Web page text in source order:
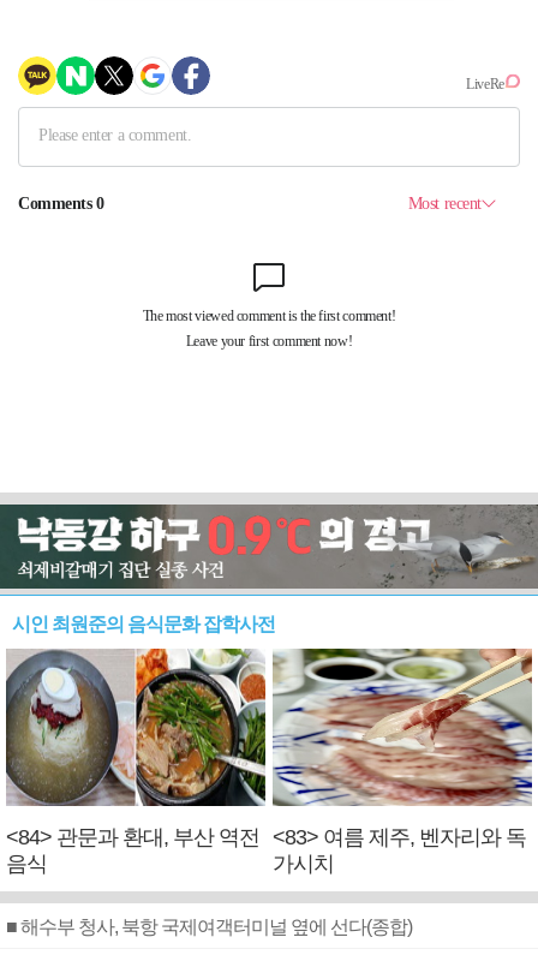
시인 최원준의 음식문화 잡학사전
<84> 관문과 환대, 부산 역전
음식
<83> 여름 제주, 벤자리와 독
가시치
■ 해수부 청사, 북항 국제여객터미널 옆에 선다(종합)